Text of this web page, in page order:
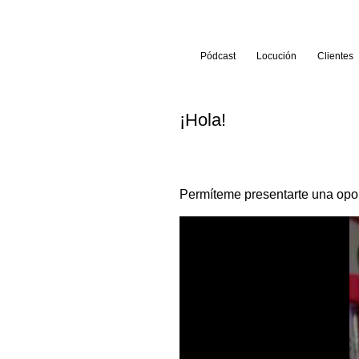
Pódcast Locución Clientes
¡Hola!
Permíteme presentarte una